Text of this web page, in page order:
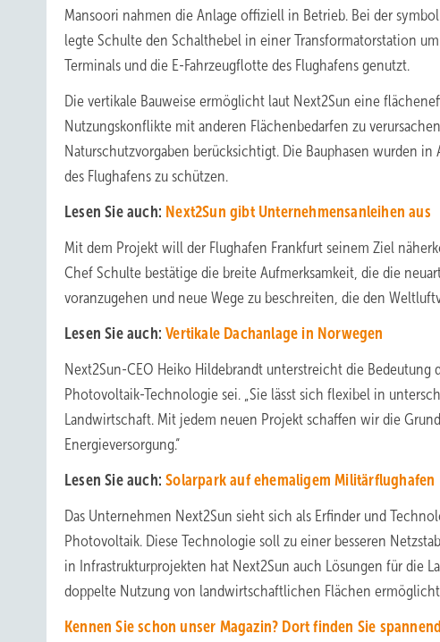
Mansoori nahmen die Anlage offiziell in Betrieb. Bei der
legte Schulte den Schalthebel in einer Transformatorstation
Terminals und die E-Fahrzeugflotte des Flughafens genutzt.
Die vertikale Bauweise ermöglicht laut Next2Sun eine
Nutzungskonflikte mit anderen Flächenbedarfen zu
Naturschutzvorgaben berücksichtigt. Die Bauphasen wurden
des Flughafens zu schützen.
Lesen Sie auch: Next2Sun gibt Unternehmensanleihen aus
Mit dem Projekt will der Flughafen Frankfurt seinem Ziel
Chef Schulte bestätige die breite Aufmerksamkeit, die die
voranzugehen und neue Wege zu beschreiten, die den
Lesen Sie auch:Vertikale Dachanlage in Norwegen
Next2Sun-CEO Heiko Hildebrandt unterstreicht die
Photovoltaik-Technologie sei. „Sie lässt sich flexibel in
Landwirtschaft. Mit jedem neuen Projekt schaffen wir die
Energieversorgung.“
Lesen Sie auch:Solarpark auf ehemaligem Militärflughafen
Das Unternehmen Next2Sun sieht sich als Erfinder und
Photovoltaik. Diese Technologie soll zu einer besseren
in Infrastrukturprojekten hat Next2Sun auch Lösungen für die
doppelte Nutzung von landwirtschaftlichen Flächen
Kennen Sie schon unser Magazin? Dort finden Sie